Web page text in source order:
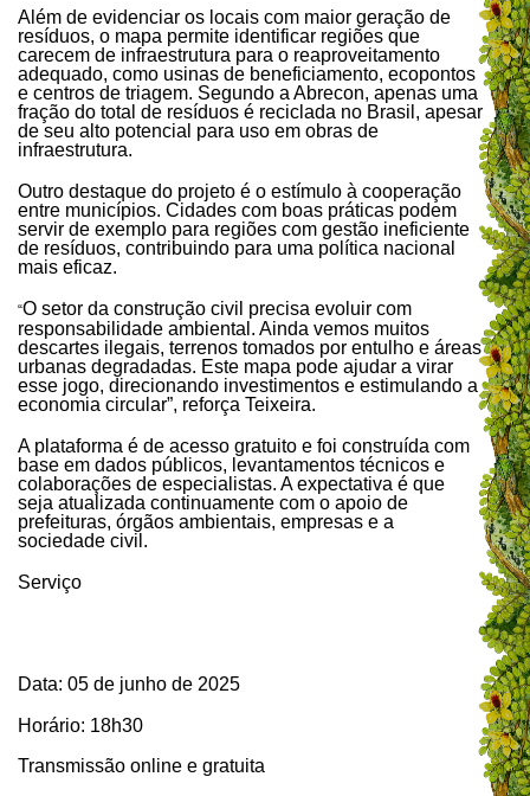
Além de evidenciar os locais com maior geração de
resíduos, o mapa permite identificar regiões que
carecem de infraestrutura para o reaproveitamento
adequado, como usinas de beneficiamento, ecopontos
e centros de triagem. Segundo a Abrecon, apenas uma
fração do total de resíduos é reciclada no Brasil, apesar
de seu alto potencial para uso em obras de
infraestrutura.
Outro destaque do projeto é o estímulo à cooperação
entre municípios. Cidades com boas práticas podem
servir de exemplo para regiões com gestão ineficiente
de resíduos, contribuindo para uma política nacional
mais eficaz.
“O setor da construção civil precisa evoluir com
responsabilidade ambiental. Ainda vemos muitos
descartes ilegais, terrenos tomados por entulho e áreas
urbanas degradadas. Este mapa pode ajudar a virar
esse jogo, direcionando investimentos e estimulando a
economia circular”, reforça Teixeira.
A plataforma é de acesso gratuito e foi construída com
base em dados públicos, levantamentos técnicos e
colaborações de especialistas. A expectativa é que
seja atualizada continuamente com o apoio de
prefeituras, órgãos ambientais, empresas e a
sociedade civil.
Serviço
Data: 05 de junho de 2025
Horário: 18h30
Transmissão online e gratuita